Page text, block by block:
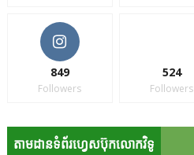
849
Followers
524
Followers
តាមដានទំព័រហ្វេសប៊ុកលោកវិទូ